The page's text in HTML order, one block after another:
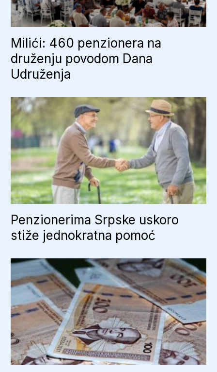
Milići: 460 penzionera na
druženju povodom Dana
Udruženja
Penzionerima Srpske uskoro
stiže jednokratna pomoć